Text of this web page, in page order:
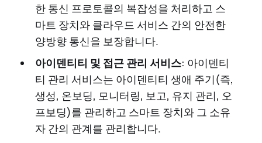
한 통신 프로토콜의 복잡성을 처리하고 스
마트 장치와 클라우드 서비스 간의 안전한
양방향 통신을 보장합니다.
아이덴티티 및 접근 관리 서비스: 아이덴티
티 관리 서비스는 아이덴티티 생애 주기(즉,
생성, 온보딩, 모니터링, 보고, 유지 관리, 오
프보딩)를 관리하고 스마트 장치와 그 소유
자 간의 관계를 관리합니다.